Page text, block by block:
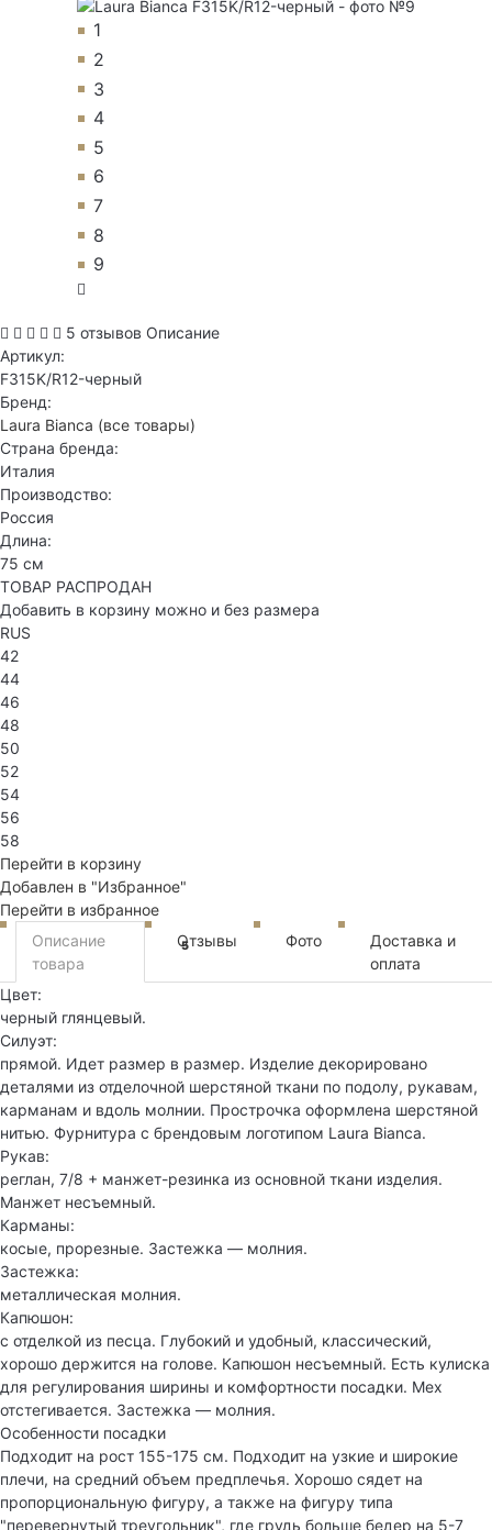
1
2
3
4
5
6
7
8
9
5 отзывов Описание
Артикул:
F315K/R12-черный
Бренд:
Laura Bianca (все товары)
Страна бренда:
Италия
Производство:
Россия
Длина:
75 см
ТОВАР РАСПРОДАН
Добавить в корзину можно и без размера
RUS
42
44
46
48
50
52
54
56
58
Перейти в корзину
Добавлен в "Избранное"
Перейти в избранное
Описание
товара
Отзывы
5 Фото
Доставка и
оплата
Цвет:
черный глянцевый.
Силуэт:
прямой. Идет размер в размер. Изделие декорировано
деталями из отделочной шерстяной ткани по подолу, рукавам,
карманам и вдоль молнии. Прострочка оформлена шерстяной
нитью. Фурнитура с брендовым логотипом Laura Bianca.
Рукав:
реглан, 7/8 + манжет-резинка из основной ткани изделия.
Манжет несъемный.
Карманы:
косые, прорезные. Застежка — молния.
Застежка:
металлическая молния.
Капюшон:
с отделкой из песца. Глубокий и удобный, классический,
хорошо держится на голове. Капюшон несъемный. Есть кулиска
для регулирования ширины и комфортности посадки. Мех
отстегивается. Застежка — молния.
Особенности посадки
Подходит на рост 155-175 см. Подходит на узкие и широкие
плечи, на средний объем предплечья. Хорошо сядет на
пропорциональную фигуру, а также на фигуру типа
"перевернутый треугольник", где грудь больше бедер на 5-7